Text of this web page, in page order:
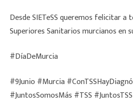
Desde SIETeSS queremos felicitar a
Superiores Sanitarios murcianos en
#DíaDeMurcia
#9Junio #Murcia
#JuntosSomosMás #TSS #JuntosTSS